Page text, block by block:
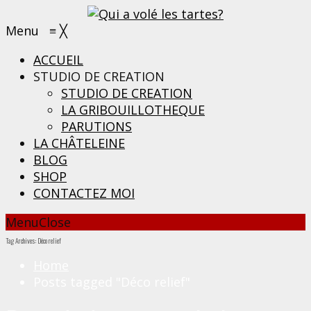
Menu ≡ ╳
ACCUEIL
STUDIO DE CREATION
STUDIO DE CREATION
LA GRIBOUILLOTHEQUE
PARUTIONS
LA CHÂTELEINE
BLOG
SHOP
CONTACTEZ MOI
MenuClose
Tag Archives: Déco relief